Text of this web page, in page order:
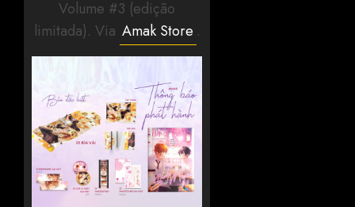
Volume #3 (edição
limitada). Via Amak Store .